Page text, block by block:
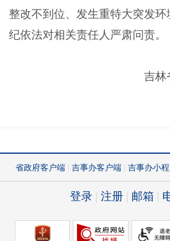
整改不到位、发生重特大突发
纪依法对相关责任人严肃问责。
吉林